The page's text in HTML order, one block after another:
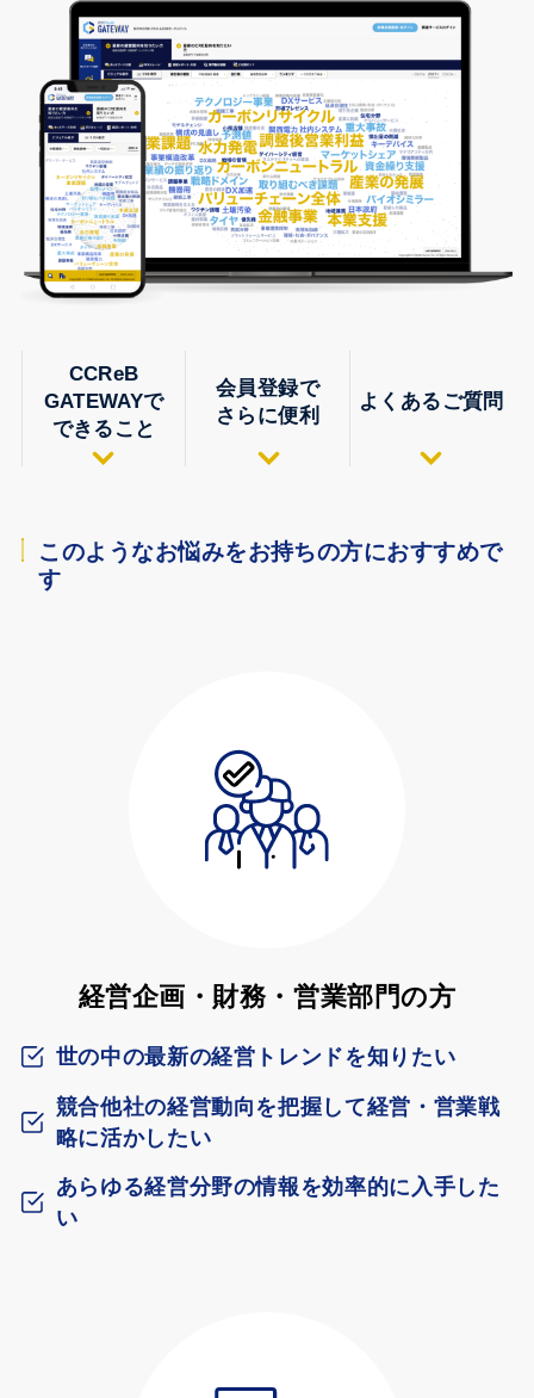
CCReB
GATEWAYで
できること
会員登録で
さらに便利
よくあるご質問
このようなお悩みをお持ちの方におすすめで
す
経営企画・財務・営業部門の方
世の中の最新の経営トレンドを知りたい
競合他社の経営動向を把握して経営・営業戦
略に活かしたい
あらゆる経営分野の情報を効率的に入手した
い